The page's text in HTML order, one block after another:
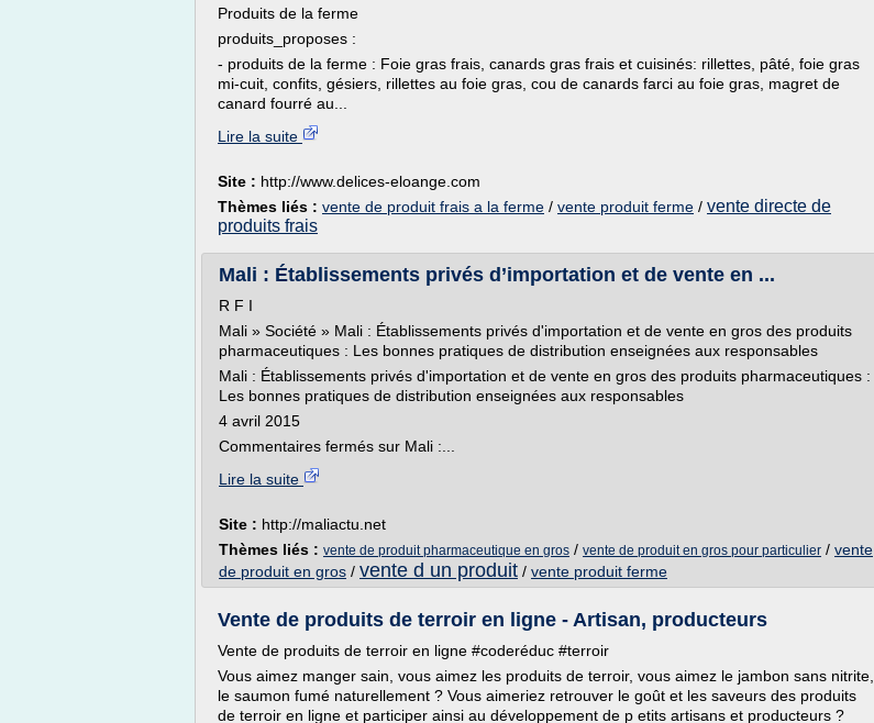
Produits de la ferme
produits_proposes :
- produits de la ferme : Foie gras frais, canards gras frais et cuisinés: rillettes, pâté, foie gras
mi-cuit, confits, gésiers, rillettes au foie gras, cou de canards farci au foie gras, magret de
canard fourré au...
Lire la suite
Site : http://www.delices-eloange.com
Thèmes liés : vente de produit frais a la ferme / vente produit ferme / vente directe de
produits frais
Mali : Établissements privés d’importation et de vente en ...
R F I
Mali » Société » Mali : Établissements privés d'importation et de vente en gros des produits
pharmaceutiques : Les bonnes pratiques de distribution enseignées aux responsables
Mali : Établissements privés d'importation et de vente en gros des produits pharmaceutiques :
Les bonnes pratiques de distribution enseignées aux responsables
4 avril 2015
Commentaires fermés sur Mali :...
Lire la suite
Site : http://maliactu.net
Thèmes liés : vente de produit pharmaceutique en gros / vente de produit en gros pour particulier / vente
de produit en gros / vente d un produit / vente produit ferme
Vente de produits de terroir en ligne - Artisan, producteurs
Vente de produits de terroir en ligne #coderéduc #terroir
Vous aimez manger sain, vous aimez les produits de terroir, vous aimez le jambon sans nitrite,
le saumon fumé naturellement ? Vous aimeriez retrouver le goût et les saveurs des produits
de terroir en ligne et participer ainsi au développement de p etits artisans et producteurs ?